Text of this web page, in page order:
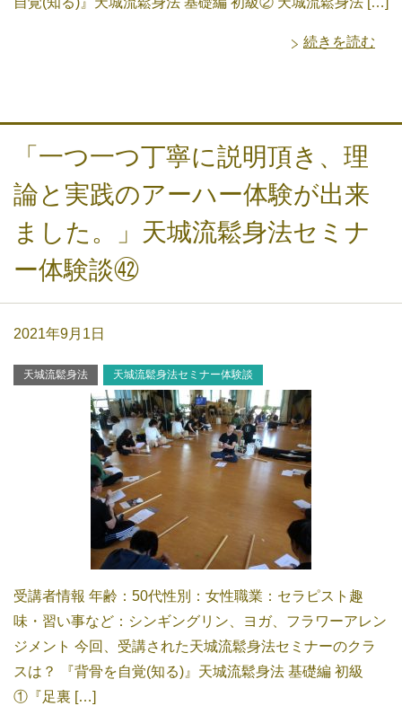
続きを読む
「一つ一つ丁寧に説明頂き、理
論と実践のアーハー体験が出来
ました。」天城流鬆身法セミナ
ー体験談㊷
2021年9月1日
天城流鬆身法 天城流鬆身法セミナー体験談
受講者情報 年齢：50代性別：女性職業：セラピスト趣
味・習い事など：シンギングリン、ヨガ、フラワーアレン
ジメント 今回、受講された天城流鬆身法セミナーのクラ
スは？ 『背骨を自覚(知る)』天城流鬆身法 基礎編 初級
①『足裏 […]